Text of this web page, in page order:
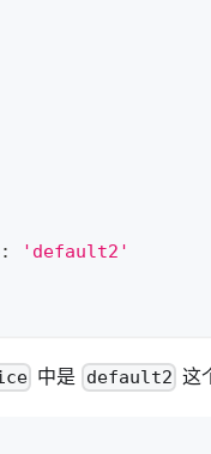
:
'default2'
中是 default2 这